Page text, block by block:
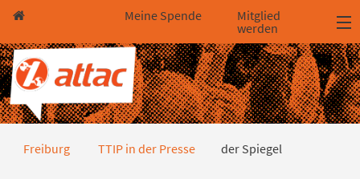
Direkt zum Hauptinhalt springen
Direkt zur Haupt-Navigation springen
Direkt zur Service-Navigation springen
Direkt zur Footer-Navigation springen
Direkt zum Footerinhalt springen
Meine Spende
Mitglied
werden
der Spiegel
Freiburg TTIP in der Presse der Spiegel